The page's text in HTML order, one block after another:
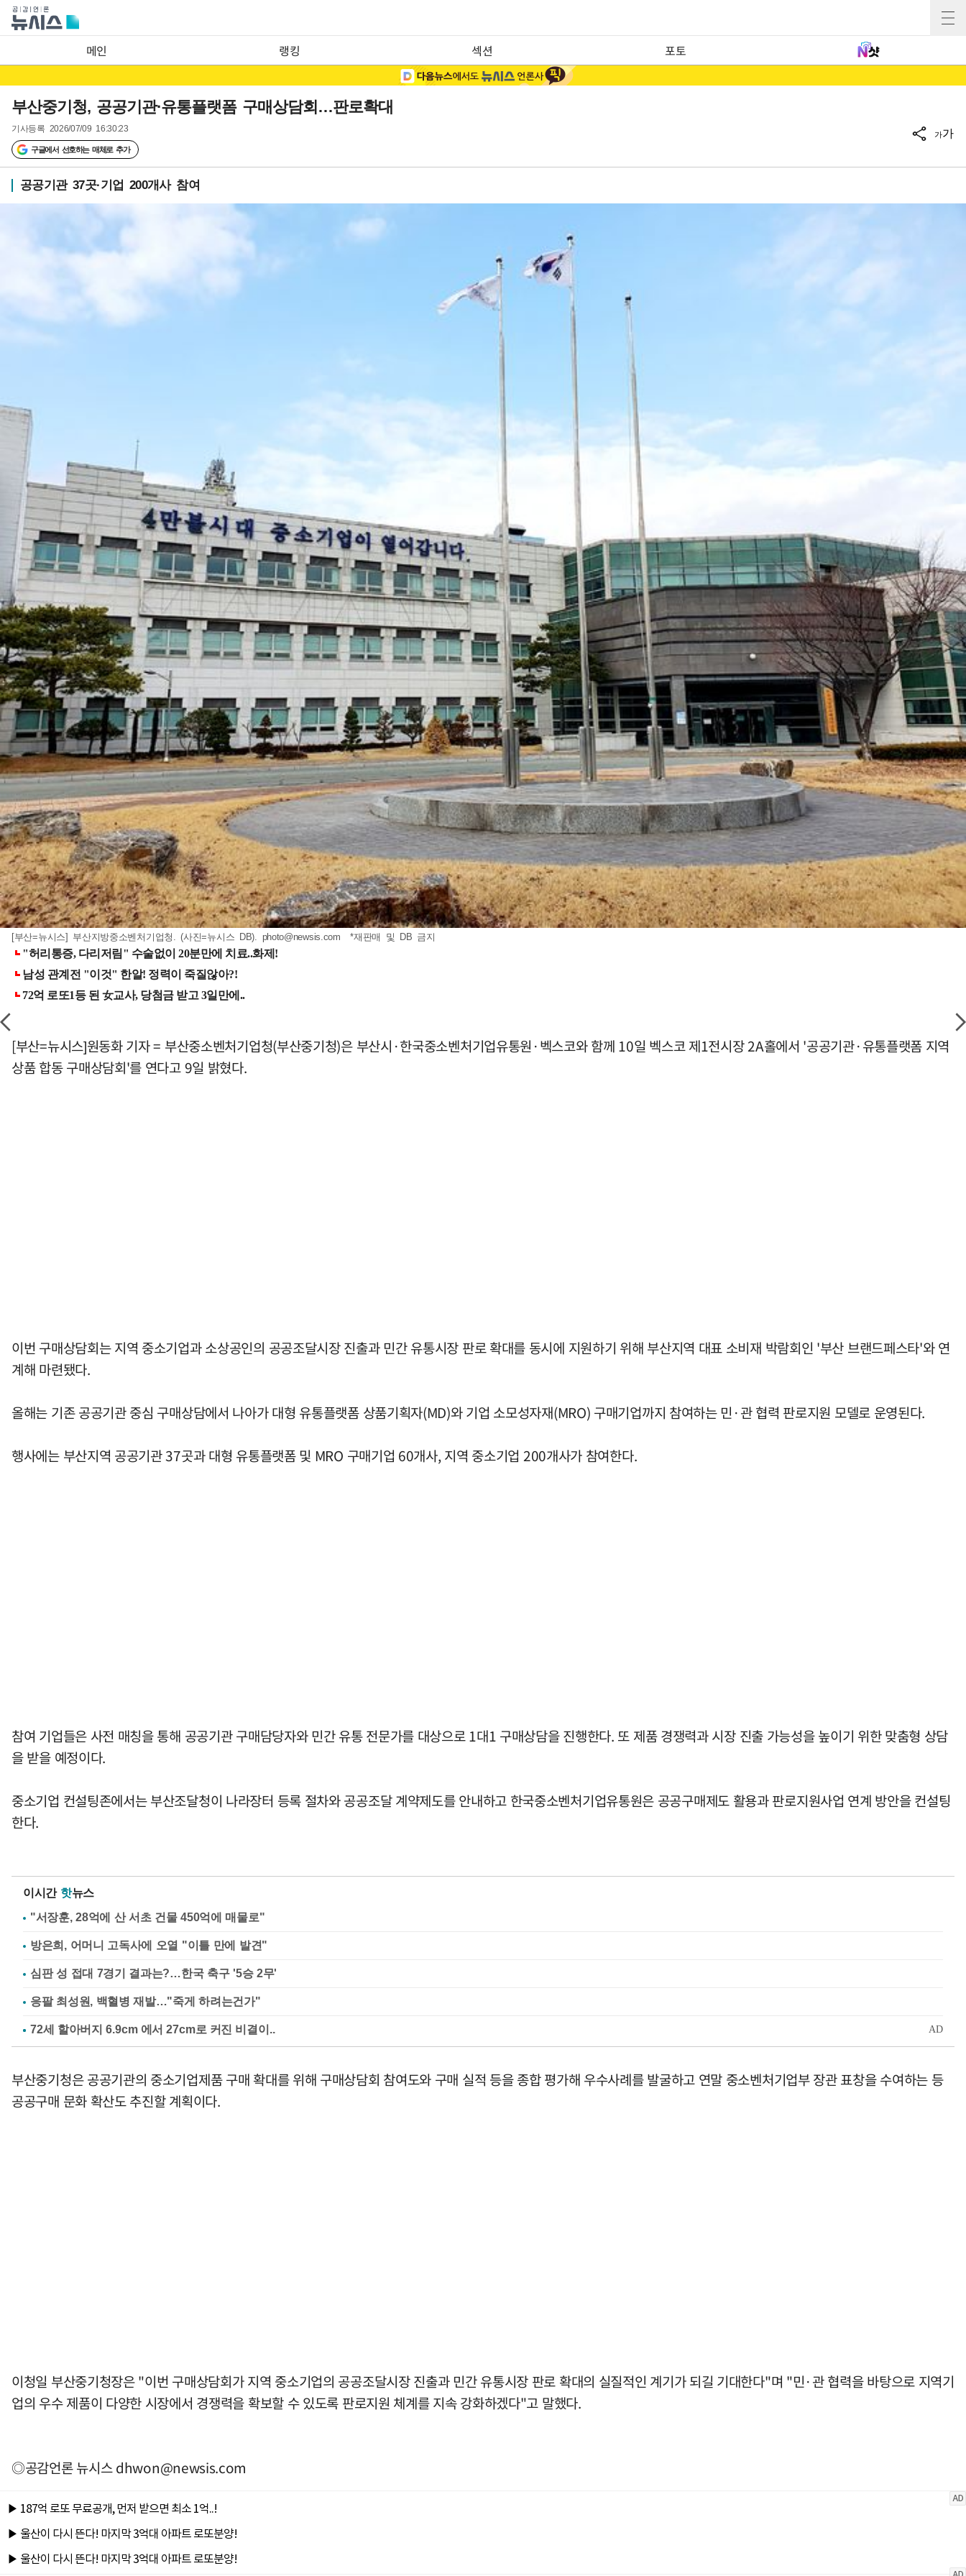
메인 랭킹 섹션 포토
부산중기청, 공공기관·유통플랫폼 구매상담회…판로확대
기사등록 2026/07/09 16:30:23
구글에서 선호하는 매체로 추가
가가
공공기관 37곳·기업 200개사 참여
[부산=뉴시스] 부산지방중소벤처기업청. (사진=뉴시스 DB). photo@newsis.com *재판매 및 DB 금지
[부산=뉴시스]원동화 기자 = 부산중소벤처기업청(부산중기청)은 부산시·한국중소벤처기업유통원·벡스코와 함께 10일 벡스코 제1전시장 2A홀에서 '공공기관·유통플랫폼 지역
상품 합동 구매상담회'를 연다고 9일 밝혔다.
이번 구매상담회는 지역 중소기업과 소상공인의 공공조달시장 진출과 민간 유통시장 판로 확대를 동시에 지원하기 위해 부산지역 대표 소비재 박람회인 '부산 브랜드페스타'와 연
계해 마련됐다.
올해는 기존 공공기관 중심 구매상담에서 나아가 대형 유통플랫폼 상품기획자(MD)와 기업 소모성자재(MRO) 구매기업까지 참여하는 민·관 협력 판로지원 모델로 운영된다.
행사에는 부산지역 공공기관 37곳과 대형 유통플랫폼 및 MRO 구매기업 60개사, 지역 중소기업 200개사가 참여한다.
참여 기업들은 사전 매칭을 통해 공공기관 구매담당자와 민간 유통 전문가를 대상으로 1대1 구매상담을 진행한다. 또 제품 경쟁력과 시장 진출 가능성을 높이기 위한 맞춤형 상담
을 받을 예정이다.
중소기업 컨설팅존에서는 부산조달청이 나라장터 등록 절차와 공공조달 계약제도를 안내하고 한국중소벤처기업유통원은 공공구매제도 활용과 판로지원사업 연계 방안을 컨설팅
한다.
이시간 핫뉴스
"서장훈, 28억에 산 서초 건물 450억에 매물로"
방은희, 어머니 고독사에 오열 "이틀 만에 발견"
심판 성 접대 7경기 결과는?…한국 축구 '5승 2무'
응팔 최성원, 백혈병 재발…"죽게 하려는건가"
부산중기청은 공공기관의 중소기업제품 구매 확대를 위해 구매상담회 참여도와 구매 실적 등을 종합 평가해 우수사례를 발굴하고 연말 중소벤처기업부 장관 표창을 수여하는 등
공공구매 문화 확산도 추진할 계획이다.
이청일 부산중기청장은 "이번 구매상담회가 지역 중소기업의 공공조달시장 진출과 민간 유통시장 판로 확대의 실질적인 계기가 되길 기대한다"며 "민·관 협력을 바탕으로 지역기
업의 우수 제품이 다양한 시장에서 경쟁력을 확보할 수 있도록 판로지원 체계를 지속 강화하겠다"고 말했다.
◎공감언론 뉴시스dhwon@newsis.com